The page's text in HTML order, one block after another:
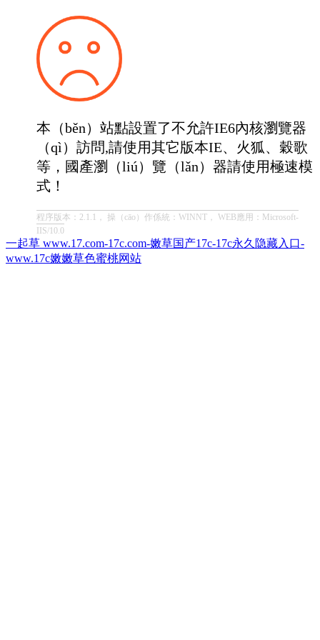
本（běn）站點設置了不允許IE6內核瀏覽器
（qì）訪問,請使用其它版本IE、火狐、穀歌
等，國產瀏（liú）覽（lǎn）器請使用極速模
式！
程序版本：2.1.1， 操（cāo）作係統：WINNT， WEB應用：Microsoft-
IIS/10.0
一起草 www.17.com-17c.com-嫩草国产17c-17c永久隐藏入口-
www.17c嫩嫩草色蜜桃网站